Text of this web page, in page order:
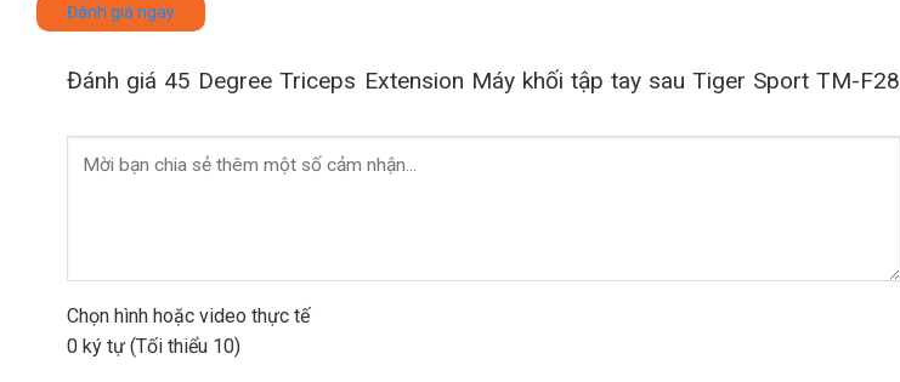
Đánh giá ngay
Đánh giá 45 Degree Triceps Extension Máy khối tập tay sau Tiger Sport TM-F28
Chọn hình hoặc video thực tế
0 ký tự (Tối thiểu 10)